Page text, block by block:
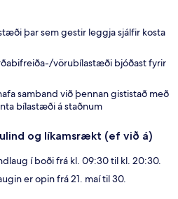
þar sem gestir leggja sjálfir kosta
vörubílastæði bjóðast fyrir
samband við þennan gististað með
bílastæði á staðnum
og líkamsrækt (ef við á)
í boði frá kl. 09:30 til kl. 20:30.
er opin frá 21. maí til 30.